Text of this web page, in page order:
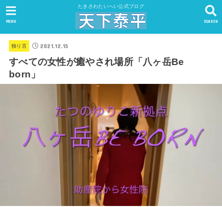
たきさわたいへい公式ブログ
SEARCH
MENU
独り言 2021.12.15
すべての女性が癒やされ場所「八ヶ岳Be
born」